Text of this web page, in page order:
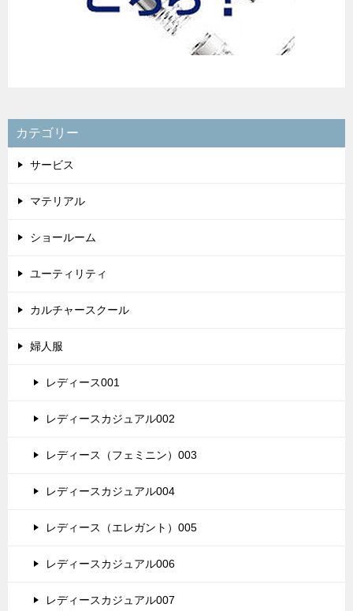
カテゴリー
サービス
マテリアル
ショールーム
ユーティリティ
カルチャースクール
婦人服
レディース001
レディースカジュアル002
レディース（フェミニン）003
レディースカジュアル004
レディース（エレガント）005
レディースカジュアル006
レディースカジュアル007